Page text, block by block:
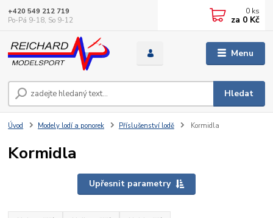
Menu
Hledat
+420 549 212 719
Po-Pá 9-18, So 9-12
0 ks
za 0 Kč
Úvod Modely lodí a ponorek Příslušenství lodě Kormidla
Kormidla
Upřesnit parametry